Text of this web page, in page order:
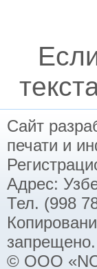
Сайт
печати и
Адрес:
Тел. (998
запрещено.
© ООО